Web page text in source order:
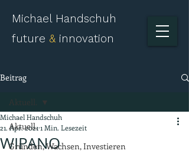
Michael Handschuh
future & innovation
Beitrag
Aktuell.
Gründen, Wachsen, Investieren
Aktuell.
WIPANO
Michael Handschuh
21. Apr. 2021 1 Min. Lesezeit